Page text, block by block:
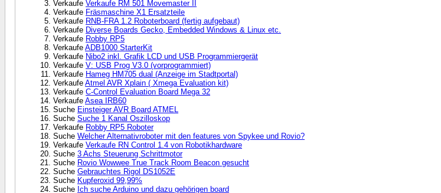
Verkaufe Verkaufe RM 501 Movemaster II
Verkaufe Fräsmaschine X1 Ersatzteile
Verkaufe RNB-FRA 1.2 Roboterboard (fertig aufgebaut)
Verkaufe Diverse Boards Gecko, Embedded Windows & Linux etc.
Verkaufe Robby RP5
Verkaufe ADB1000 StarterKit
Verkaufe Nibo2 inkl. Grafik LCD und USB Programmiergerät
Verkaufe V: USB Prog V3.0 (vorprogrammiert)
Verkaufe Hameg HM705 dual (Anzeige im Stadtportal)
Verkaufe Atmel AVR Xplain ( Xmega Evaluation kit)
Verkaufe C-Control Evaluation Board Mega 32
Verkaufe Asea IRB60
Suche Einsteiger AVR Board ATMEL
Suche Suche 1 Kanal Oszilloskop
Verkaufe Robby RP5 Roboter
Suche Welcher Alternativroboter mit den features von Spykee und Rovio?
Verkaufe Verkaufe RN Control 1.4 von Robotikhardware
Suche 3 Achs Steuerung Schrittmotor
Suche Rovio Wowwee True Track Room Beacon gesucht
Suche Gebrauchtes Rigol DS1052E
Suche Kupferoxid 99,99%
Suche Ich suche Arduino und dazu gehörigen board